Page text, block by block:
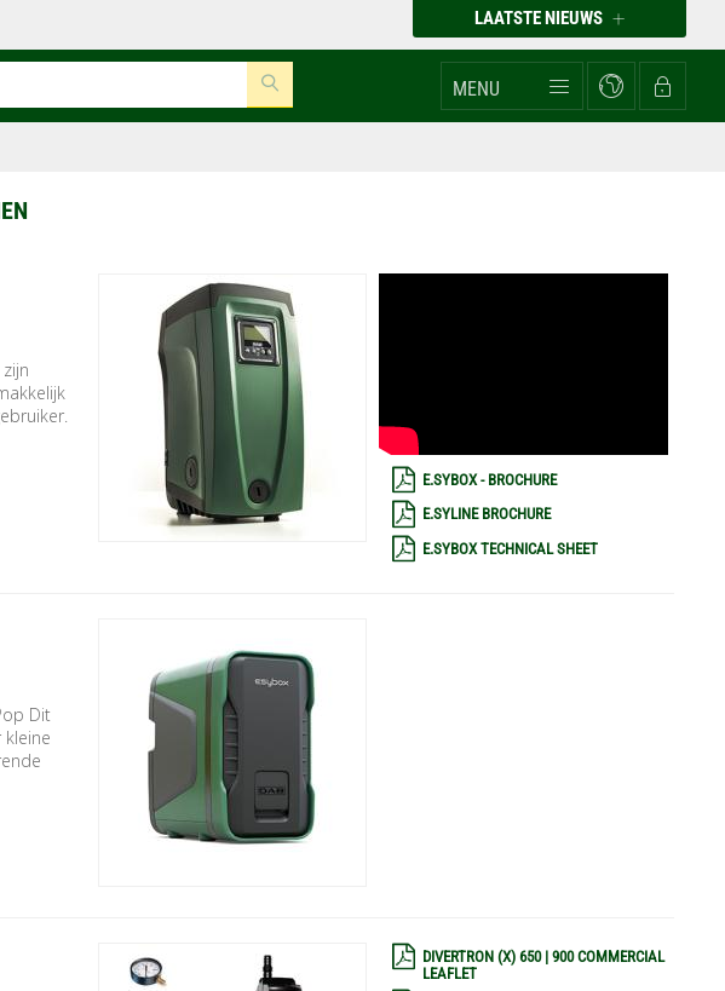
LAATSTE NIEUWS
MENU
E.SYBOX - BROCHURE
E.SYLINE BROCHURE
E.SYBOX TECHNICAL SHEET
Dit
DIVERTRON (X) 650 | 900 COMMERCIAL
LEAFLET